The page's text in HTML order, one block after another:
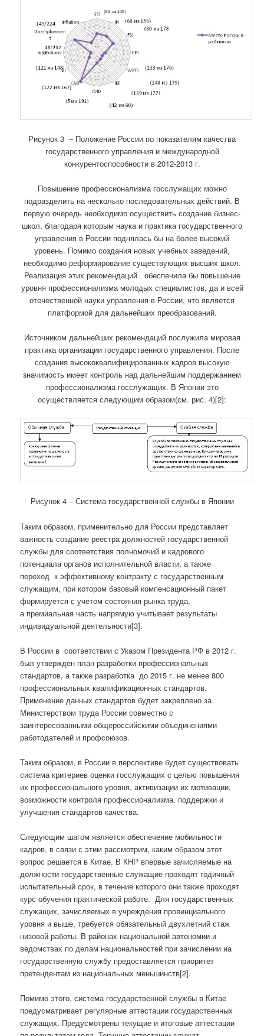
Рисунок 3 – Положение России по показателям качества
государственного управления и международной
конкурентоспособности в 2012-2013 г.
Повышение профессионализма госслужащих можно
подразделить на несколько последовательных действий. В
первую очередь необходимо осуществить создание бизнес-
школ, благодаря которым наука и практика государственного
управления в России поднялась бы на более высокий
уровень. Помимо создания новых учебных заведений,
необходимо реформирование существующих высших школ.
Реализация этих рекомендаций обеспечила бы повышение
уровня профессионализма молодых специалистов, да и всей
отечественной науки управления в России, что является
платформой для дальнейших преобразований.
Источником дальнейших рекомендаций послужила мировая
практика организации государственного управления. После
создания высококвалифицированных кадров высокую
значимость имеет контроль над дальнейшим поддержанием
профессионализма госслужащих. В Японии это
осуществляется следующим образом(см. рис. 4)[2]:
Рисунок 4 – Система государственной службы в Японии
Таким образом, применительно для России представляет
важность создание реестра должностей государственной
службы для соответствия полномочий и кадрового
потенциала органов исполнительной власти, а также
переход к эффективному контракту с государственным
служащим, при котором базовый компенсационный пакет
формируется с учетом состояния рынка труда,
а премиальная часть напрямую учитывает результаты
индивидуальной деятельности[3].
В России в соответствии с Указом Президента РФ в 2012 г.
был утвержден план разработки профессиональных
стандартов, а также разработка до 2015 г. не менее 800
профессиональных квалификационных стандартов.
Применение данных стандартов будет закреплено за
Министерством труда России совместно с
заинтересованными общероссийскими объединениями
работодателей и профсоюзов.
Таким образом, в России в перспективе будет существовать
система критериев оценки госслужащих с целью повышения
их профессионального уровня, активизации их мотивации,
возможности контроля профессионализма, поддержки и
улучшения стандартов качества.
Следующим шагом является обеспечение мобильности
кадров, в связи с этим рассмотрим, каким образом этот
вопрос решается в Китае. В КНР впервые зачисляемые на
должности государственные служащие проходят годичный
испытательный срок, в течение которого они также проходят
курс обучения практической работе. Для государственных
служащих, зачисляемых в учреждения провинциального
уровня и выше, требуется обязательный двухлетний стаж
низовой работы. В районах национальной автономии и
ведомствах по делам национальностей при зачислении на
государственную службу предоставляется приоритет
претендентам из национальных меньшинств[2].
Помимо этого, система государственной службы в Китае
предусматривает регулярные аттестации государственных
служащих. Предусмотрены текущие и итоговые аттестации